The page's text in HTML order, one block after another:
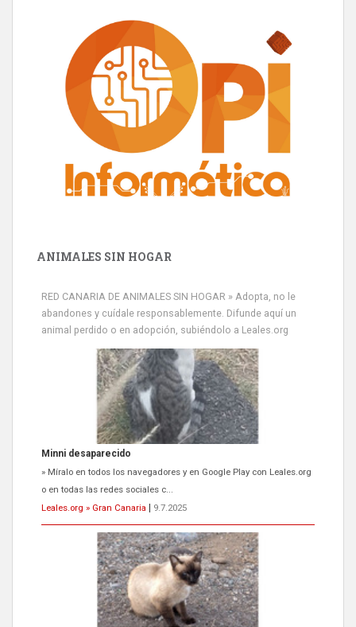
ANIMALES SIN HOGAR
RED CANARIA DE ANIMALES SIN HOGAR » Adopta, no le
abandones y cuídale responsablemente. Difunde aquí un
animal perdido o en adopción, subiéndolo a Leales.org
Minni desaparecido
» Míralo en todos los navegadores y en Google Play con Leales.org
o en todas las redes sociales c...
Leales.org » Gran Canaria
9.7.2025